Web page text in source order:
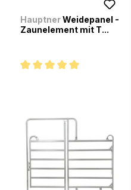
HauptnerWeidepanel -
Zaunelement mit T...